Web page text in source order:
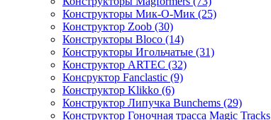
Конструкторы Мик-О-Мик (25)
Конструктор Zoob (30)
Конструкторы Bloco (14)
Конструкторы Игольчатые (31)
Конструктор ARTEC (32)
Консруктор Fanclastic (9)
Конструктор Klikko (6)
Конструктор Липучка Bunchems (29)
Конструктор Гоночная трасса Magic Tracks